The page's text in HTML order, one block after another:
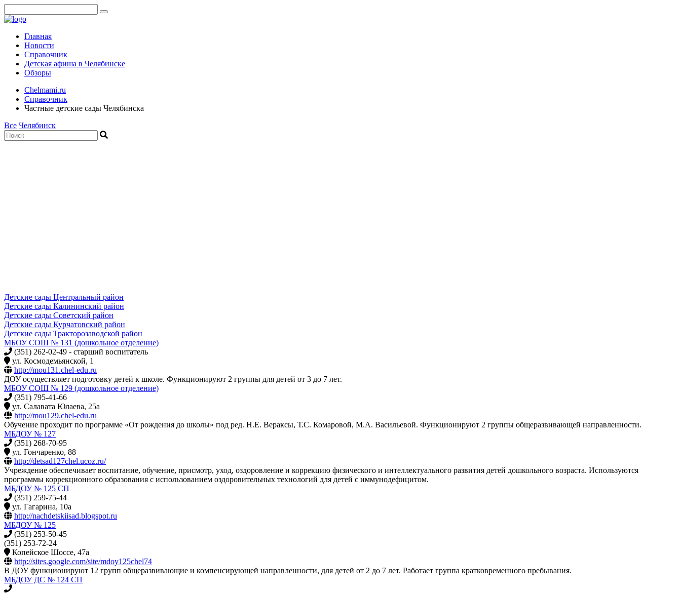
Главная
Новости
Справочник
Детская афиша в Челябинске
Обзоры
Chelmami.ru
Справочник
Частные детские сады Челябинска
Все Челябинск
Детские сады Центральный район
Детские сады Калининский район
Детские сады Советский район
Детские сады Курчатовский район
Детские сады Тракторозаводской район
МБОУ СОШ № 131 (дошкольное отделение)
(351) 262-02-49 - старший воспитатель
ул. Космодемьянской, 1
http://mou131.chel-edu.ru
ДОУ осуществляет подготовку детей к школе. Функционируют 2 группы для детей от 3 до 7 лет.
МБОУ СОШ № 129 (дошкольное отделение)
(351) 795-41-66
ул. Салавата Юлаева, 25а
http://mou129.chel-edu.ru
Обучение проходит по программе «От рождения до школы» под ред. Н.Е. Вераксы, Т.С. Комаровой, М.А. Васильевой. Функционируют 2 группы общеразвивающей направленности.
МБДОУ № 127
(351) 268-70-95
ул. Гончаренко, 88
http://detsad127chel.ucoz.ru/
Учреждение обеспечивает воспитание, обучение, присмотр, уход, оздоровление и коррекцию физического и интеллектуального развития детей дошкольного возраста. Используются
программы коррекционного образования с использованием оздоровительных технологий для детей с иммунодефицитом.
МБДОУ № 125 СП
(351) 259-75-44
ул. Гагарина, 10а
http://nachdetskiisad.blogspot.ru
МБДОУ № 125
(351) 253-50-45
(351) 253-72-24
Копейское Шоссе, 47а
http://sites.google.com/site/mdoy125chel74
В ДОУ функционируют 12 групп общеразвивающие и компенсирующей направленности, для детей от 2 до 7 лет. Работает группа кратковременного пребывания.
МБДОУ ДС № 124 СП